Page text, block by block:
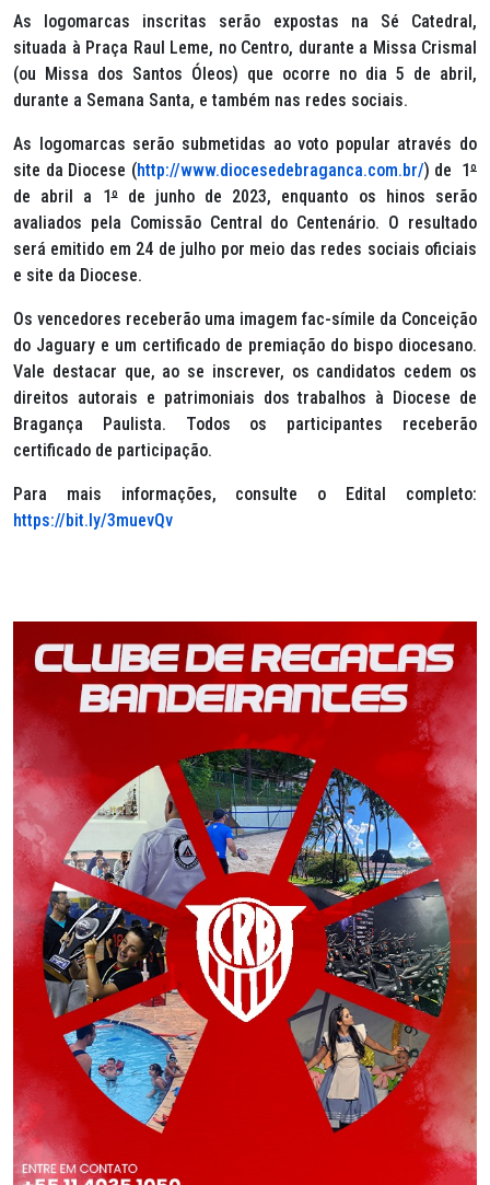
As logomarcas inscritas serão expostas na Sé Catedral,
situada à Praça Raul Leme, no Centro, durante a Missa Crismal
(ou Missa dos Santos Óleos) que ocorre no dia 5 de abril,
durante a Semana Santa, e também nas redes sociais.
As logomarcas serão submetidas ao voto popular através do
site da Diocese (http://www.diocesedebraganca.com.br/) de 1º
de abril a 1ºde junho de 2023, enquanto os hinos serão
avaliados pela Comissão Central do Centenário. O resultado
será emitido em 24 de julho por meio das redes sociais oficiais
e site da Diocese.
Os vencedores receberão uma imagem fac-símile da Conceição
do Jaguary e um certificado de premiação do bispo diocesano.
Vale destacar que, ao se inscrever, os candidatos cedem os
direitos autorais e patrimoniais dos trabalhos à Diocese de
Bragança Paulista. Todos os participantes receberão
certificado de participação.
Para mais informações, consulte o Edital completo:
https://bit.ly/3muevQv